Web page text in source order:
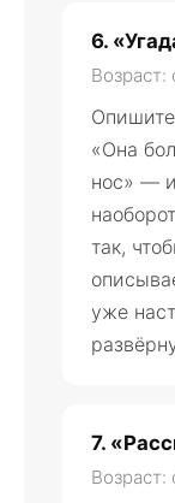
6.
Возраст:
Опишите
«Она
нос» —
так,
уже
7.
Возраст: